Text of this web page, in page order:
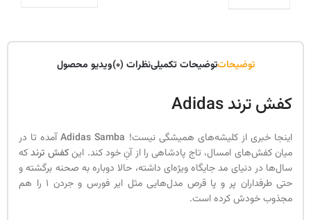
توضیحاتتوضیحات تکمیلینظرات (0) ویدیو محصول
کفش ترندAdidas
اینجا خبری از کلیشه‌های همیشگی نیست! Adidas Sambaآمده تا در
میان کفش‌های امسال، تاج پادشاهی را از آنِ خود کند. اینکفش ترندکه
سال‌ها در دنیای مد جایگاه ویژه‌ای داشته، حالا دوباره به صحنه برگشته و
حتی طرفداران پر و پا قرص مدل‌هایی مثل ایر فورس و جردن 1 را هم
مجذوب خودش کرده است.